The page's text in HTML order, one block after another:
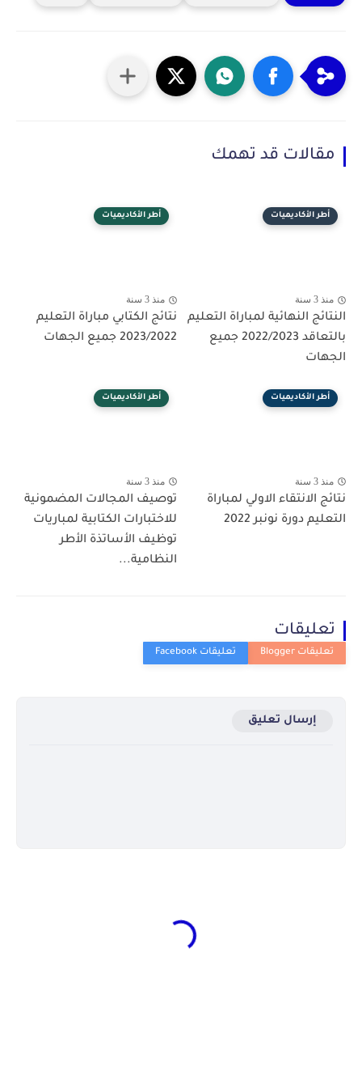
مقالات قد تهمك
أطر الأكاديميات
منذ 3 سنة
النتائج النهائية لمباراة التعليم
بالتعاقد 2022/2023 جميع
الجهات
أطر الأكاديميات
منذ 3 سنة
نتائج الكتابي مباراة التعليم
2023/2022 جميع الجهات
أطر الأكاديميات
منذ 3 سنة
نتائج الانتقاء الاولي لمباراة
التعليم دورة نونبر 2022
أطر الأكاديميات
منذ 3 سنة
توصيف المجالات المضمونية
للاختبارات الكتابية لمباريات
توظيف الأساتذة الأطر
النظامية...
تعليقات
إرسال تعليق